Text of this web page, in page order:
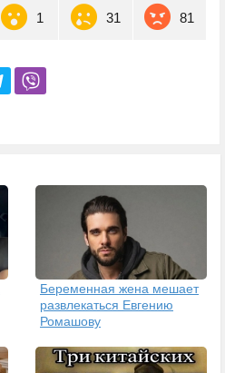
1 31 81
Беременная жена мешает
развлекаться Евгению
Ромашову